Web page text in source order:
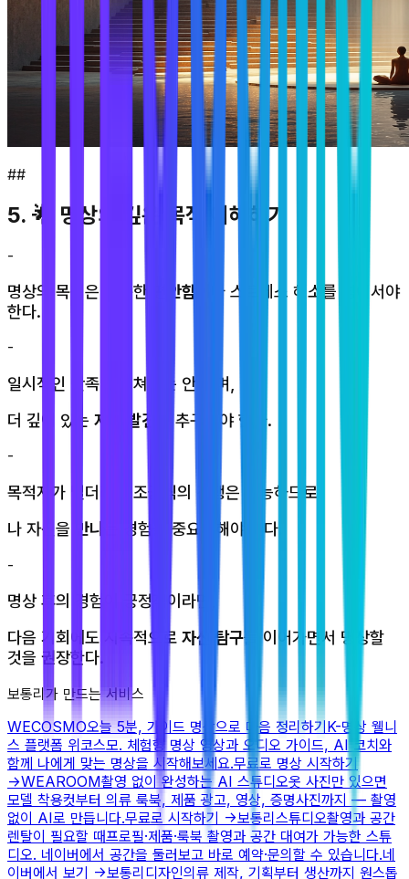
##
5. 🌟 명상의 깊은 목적 이해하기
-
명상의 목적은 단순한 편안함
이나 스트레스 해소를 넘어서야
한다.
-
일시적인 만족에 그쳐서는 안 되며,
더 깊이 있는 자신 발견 을 추구해야 한다.
-
목적지가 멀더라도 조금씩의 진행은 가능하므로,
나 자신을
만나는 경험을 중요시해야 한다.
-
명상 후의 경험이 긍정적이라면,
다음 기회에도 지속적으로 자신 탐구를 이어가면서 명상할
것을 권장한다.
보통리가 만드는 서비스
WECOSMO오늘 5분, 가이드 명상으로 마음 정리하기K-명상 웰니
스 플랫폼 위코스모. 체험형 명상 영상과 오디오 가이드, AI 코치와
함께 나에게 맞는 명상을 시작해보세요.무료로 명상 시작하기
→WEAROOM촬영 없이 완성하는 AI 스튜디오옷 사진만 있으면
모델 착용컷부터 의류 룩북, 제품 광고, 영상, 증명사진까지 — 촬영
없이 AI로 만듭니다.무료로 시작하기 →보통리스튜디오촬영과 공간
렌탈이 필요할 때프로필·제품·룩북 촬영과 공간 대여가 가능한 스튜
디오. 네이버에서 공간을 둘러보고 바로 예약·문의할 수 있습니다.네
이버에서 보기 →보통리디자인의류 제작, 기획부터 생산까지 원스톱